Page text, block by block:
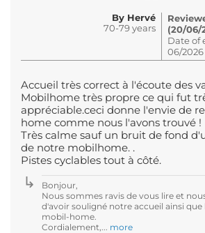
By Hervé
70-79 years
(20/06/
Date of
06/2026
Accueil très correct à l'écoute des
Mobilhome très propre ce qui fut
appréciable.ceci donne l'envie de
home comme nous l'avons trouvé !
Très calme sauf un bruit de fond
de notre mobilhome. .
Pistes cyclables tout à côté.
Bonjour,
Nous sommes ravis de vous lire et
d'avoir souligné notre accueil ainsi
mobil-home.
Cordialement,... more